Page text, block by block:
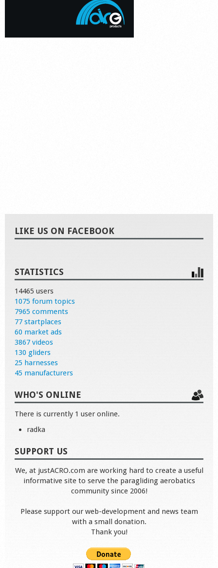
LIKE US ON FACEBOOK
STATISTICS
14465 users
1075 forum topics
7965 comments
77 startplaces
60 market ads
3867 videos
130 gliders
25 harnesses
45 manufacturers
WHO'S ONLINE
There is currently 1 user online.
radka
SUPPORT US
We, at justACRO.com are working hard to create a useful
informative site to serve the paragliding aerobatics
community since 2006!
Please support our web-development and news team
with a small donation.
Thank you!